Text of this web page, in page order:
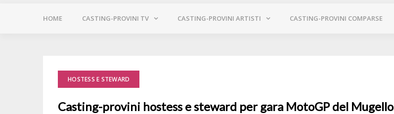
HOME CASTING-PROVINI TV CASTING-PROVINI ARTISTI CASTING-PROVINI COMPARSE
HOSTESS E STEWARD
Casting-provini hostess e steward per gara MotoGP del Mugello